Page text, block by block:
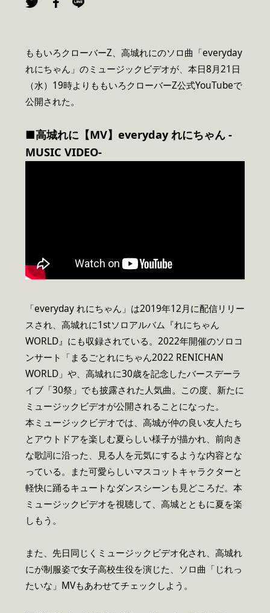
ももいろクローバーZ、高城れにのソロ曲「everyday
れにちゃん」のミュージックビデオが、本日8月21日
（水）19時よりももいろクローバーZ公式YouTubeで
公開された。
■高城れに【MV】everydayれにちゃん -
MUSIC VIDEO-
「everyday れにちゃん」は2019年12月に配信リリー
スされ、高城れに1stソロアルバム『れにちゃん
WORLD』にも収録されている。2022年開催のソロコ
ンサート「まるごとれにちゃん2022 RENICHAN
WORLD」や、高城れに30歳を記念したバースデーラ
イブ「30祭」でも披露された人気曲。この度、新たに
ミュージックビデオが公開されることになった。
本ミュージックビデオでは、高城が仲の良い友人たち
とアウトドアを楽しむ夏らしい様子が描かれ、前向き
な歌詞に沿った、見る人を元気にするような内容とな
っている。また可愛らしいマスコットキャラクターと
軽快に踊るキュートなダンスシーンも見どころだ。本
ミュージックビデオを視聴して、高城とともに夏を楽
しもう。
また、先日同じくミュージックビデオ化され、高城れ
にが制服姿で女子高校生役を演じた、ソロ曲「じれっ
たいな」MVもあわせてチェックしよう。